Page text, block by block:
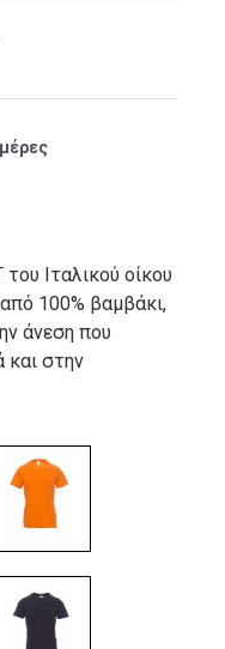
Ιταλικού οίκου
100% βαμβάκι,
άνεση που
και στην